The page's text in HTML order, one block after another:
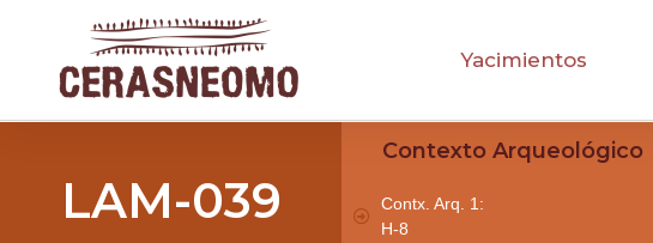
Yacimientos
LAM-039
Contexto Arqueológico
Contx. Arq. 1:
H-8